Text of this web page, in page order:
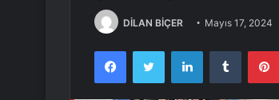
DİLAN BİÇER Mayıs 17, 2024
FacebookTwitter LinkedInTumblr